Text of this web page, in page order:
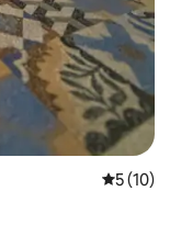
5 (10)